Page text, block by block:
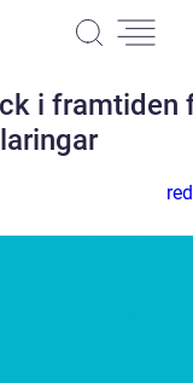
i framtiden